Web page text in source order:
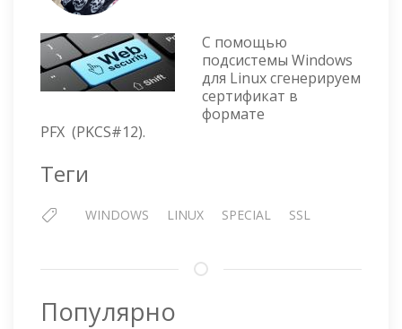
С помощью
подсистемы Windows
для Linux сгенерируем
сертификат в
формате
PFX (PKCS#12).
Теги
WINDOWS LINUX SPECIAL SSL
Популярно